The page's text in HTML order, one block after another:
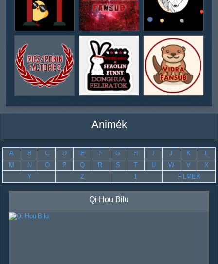
Animék
A B C D E F G H J K
M
N O P Q R S T U W V
X
Y
Z 1 FILMEK
Qi Hou Bilu